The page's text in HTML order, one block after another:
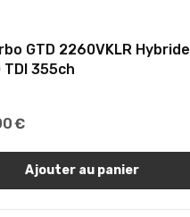
GTD 2260VKLR Hybride
TDI 355ch
€
Ajouter au panier